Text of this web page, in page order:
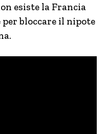
esiste la Francia
per bloccare il nipote